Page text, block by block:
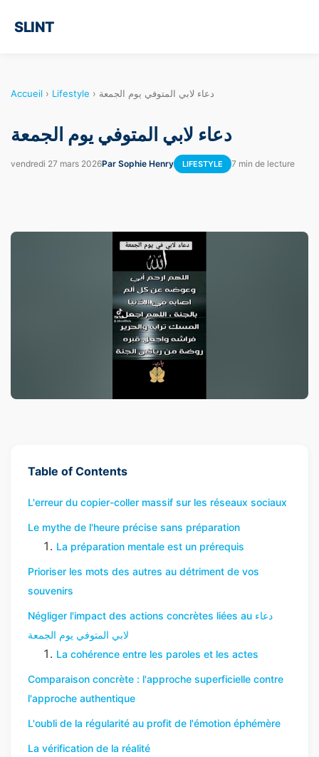
SLINT
Accueil › Lifestyle › دعاء لابي المتوفي يوم الجمعة
دعاء لابي المتوفي يوم الجمعة
vendredi 27 mars 2026Par Sophie Henry LIFESTYLE 7 min de lecture
Table of Contents
L'erreur du copier-coller massif sur les réseaux sociaux
Le mythe de l'heure précise sans préparation
La préparation mentale est un prérequis
Prioriser les mots des autres au détriment de vos
souvenirs
Négliger l'impact des actions concrètes liées au دعاء
لابي المتوفي يوم الجمعة
La cohérence entre les paroles et les actes
Comparaison concrète : l'approche superficielle contre
l'approche authentique
L'oubli de la régularité au profit de l'émotion éphémère
La vérification de la réalité